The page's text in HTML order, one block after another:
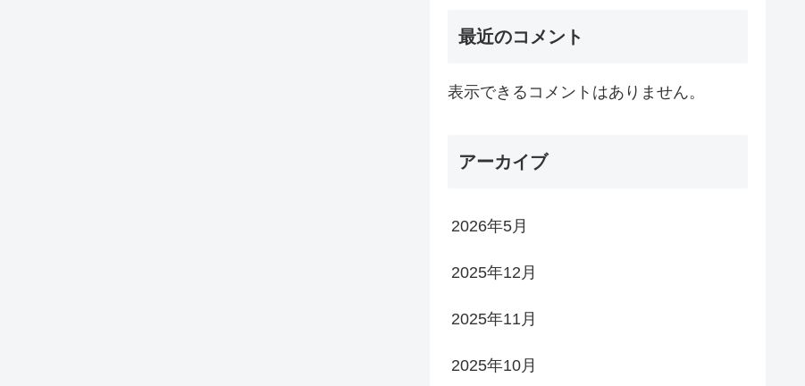
最近のコメント
表示できるコメントはありません。
アーカイブ
2026年5月
2025年12月
2025年11月
2025年10月